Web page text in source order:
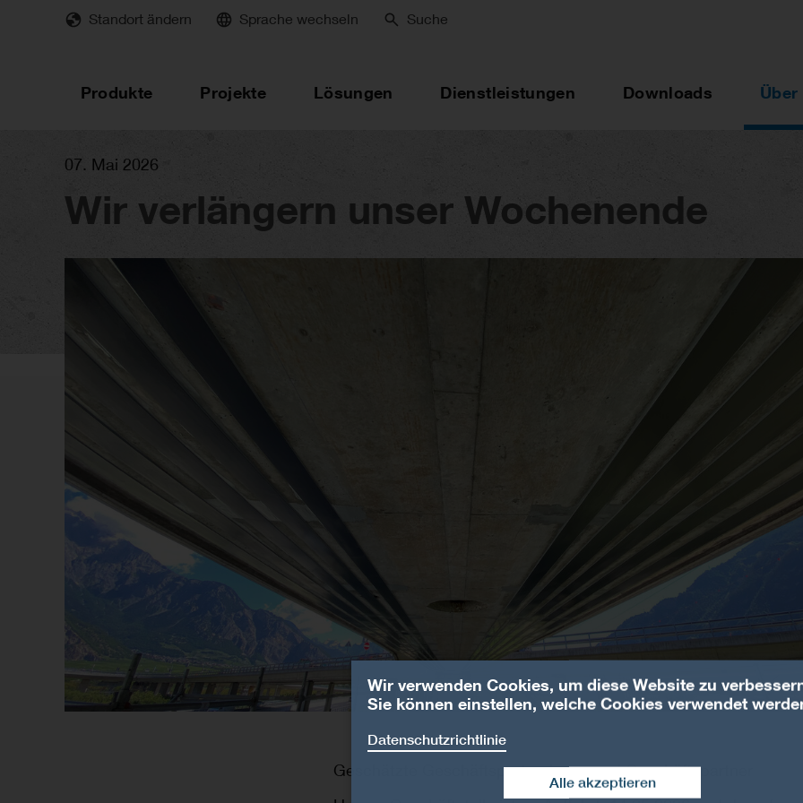
Standort ändern Sprache wechseln Suche
Produkte Projekte Lösungen Dienstleistungen Downloads Über
07. Mai 2026
Wir verlängern unser Wochenende
Geschätzte Geschäftspartnerinnen und Geschäftspartner
Wir verwenden Cookies, um diese Website zu
Sie können einstellen, welche Cookies verwendet
Datenschutzrichtlinie
Alle akzeptieren